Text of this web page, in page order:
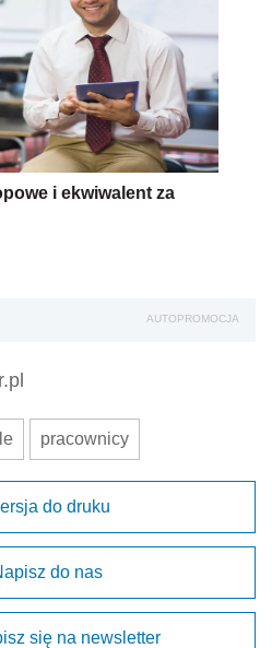
i ekwiwalent za
AUTOPROMOCJA
pracownicy
do druku
do nas
się na newsletter